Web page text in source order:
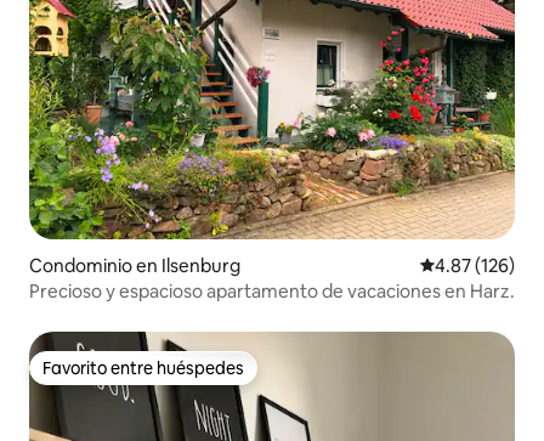
Condominio en Ilsenburg Calificación
4.87 (126)
Precioso y espacioso apartamento de vacaciones en Harz.
Favorito entre huéspedes
Favorito entre huéspedes